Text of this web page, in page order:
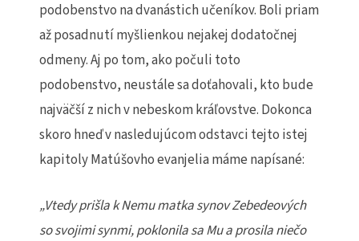
podobenstvo na dvanástich učeníkov. Boli priam
až posadnutí myšlienkou nejakej dodatočnej
odmeny. Aj po tom, ako počuli toto
podobenstvo, neustále sa doťahovali, kto bude
najväčší z nich v nebeskom kráľovstve. Dokonca
skoro hneď v nasledujúcom odstavci tejto istej
kapitoly Matúšovho evanjelia máme napísané:
„Vtedy prišla k Nemu matka synov Zebedeových
so svojimi synmi, poklonila sa Mu a prosila niečo